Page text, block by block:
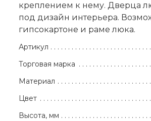
креплением к нему. Дверца
под дизайн интерьера.
гипсокартоне и раме люка.
Артикул
Торговая марка
Материал
Цвет
Высота, мм